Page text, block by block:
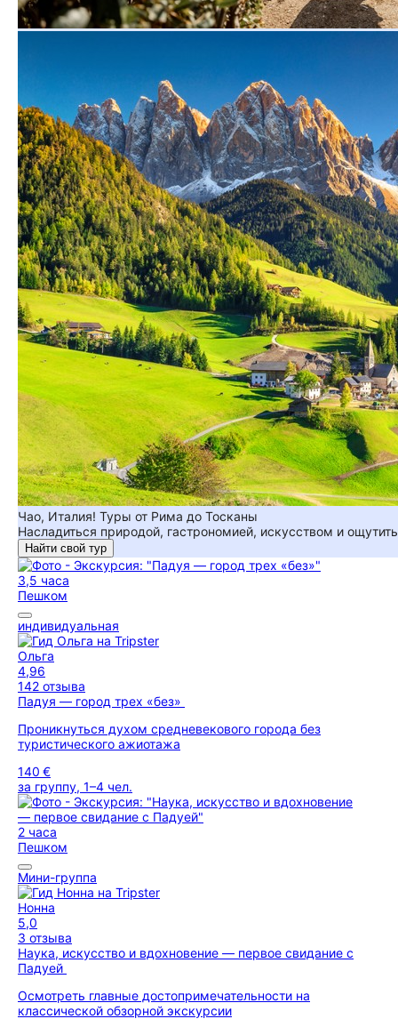
Чао, Италия! Туры от Рима до Тосканы
Насладиться природой, гастрономией, искусством и
Найти свой тур
3,5 часа
Пешком
индивидуальная
Ольга
4,96
142 отзыва
Падуя — город трех «без»
Проникнуться духом средневекового города без
туристического ажиотажа
140 €
за группу, 1–4 чел.
2 часа
Пешком
Мини-группа
Нонна
5,0
3 отзыва
Наука, искусство и вдохновение — первое свидание с
Падуей
Осмотреть главные достопримечательности на
классической обзорной экскурсии